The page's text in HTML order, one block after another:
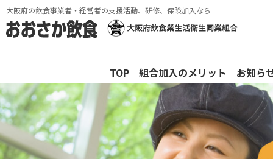
大阪府の飲食事業者・経営者の支援活動、研修、保険加入なら
TOP 組合加入のメリット お知ら